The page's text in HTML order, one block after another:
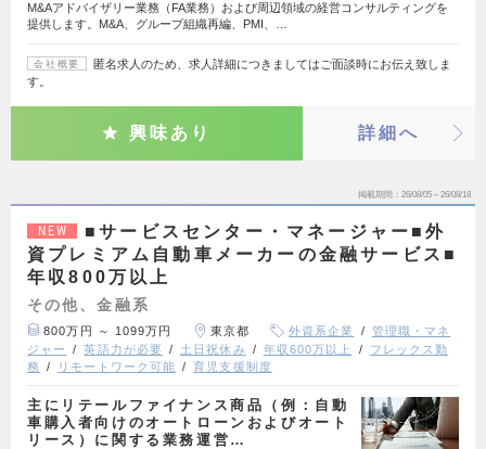
M&Aアドバイザリー業務（FA業務）および周辺領域の経営コンサルティングを
提供します。M&A、グループ組織再編、PMI、…
会社概要
匿名求人のため、求人詳細につきましてはご面談時にお伝え致しま
す。
興味あり 詳細へ
掲載期間 26/08/05～26/08/18
NEW
■サービスセンター・マネージャー■外
資プレミアム自動車メーカーの金融サービス■
年収800万以上
その他、金融系
800万円 ～ 1099万円 東京都 外資系企業
管理職・マネ
ジャー
英語力が必要 土日祝休み 年収600万以上
フレックス勤
務
リモートワーク可能 育児支援制度
主にリテールファイナンス商品（例：自動
車購入者向けのオートローンおよびオート
リース）に関する業務運営…